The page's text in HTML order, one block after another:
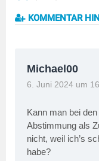
KOMMENTAR
Michael00
6. Juni 2024 um
Kann man bei
Abstimmung als
nicht, weil ich’s
habe?